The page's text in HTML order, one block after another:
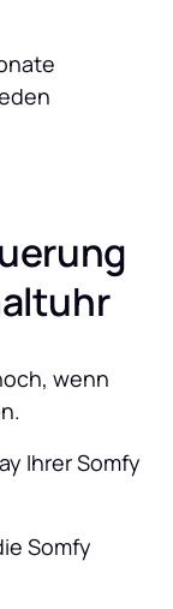
wenn
Ihrer Somfy
Somfy